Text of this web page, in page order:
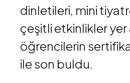
dinletileri, mini
çeşitli etkinlikler yer
öğrencilerin
ile son buldu.